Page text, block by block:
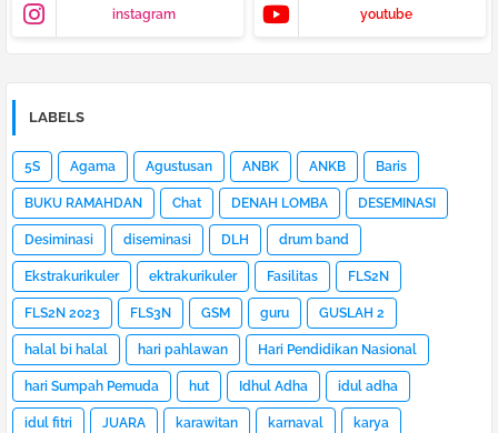
instagram youtube
LABELS
5S Agama Agustusan ANBK ANKB Baris
BUKU RAMAHDAN Chat DENAH LOMBA DESEMINASI
Desiminasi diseminasi DLH drum band
Ekstrakurikuler ektrakurikuler Fasilitas FLS2N
FLS2N 2023 FLS3N GSM guru GUSLAH 2
halal bi halal hari pahlawan Hari Pendidikan Nasional
hari Sumpah Pemuda hut Idhul Adha idul adha
idul fitri JUARA karawitan karnaval karya